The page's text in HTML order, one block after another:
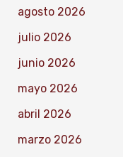
agosto 2026
julio 2026
junio 2026
mayo 2026
abril 2026
marzo 2026